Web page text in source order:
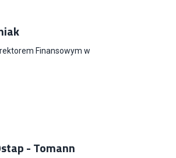
Finansowym w
- Tomann